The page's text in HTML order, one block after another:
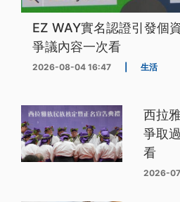
EZ WAY實名認證引發個
爭議內容一次看
2026-08-04 16:47 生活
西拉
爭取
看
2026-